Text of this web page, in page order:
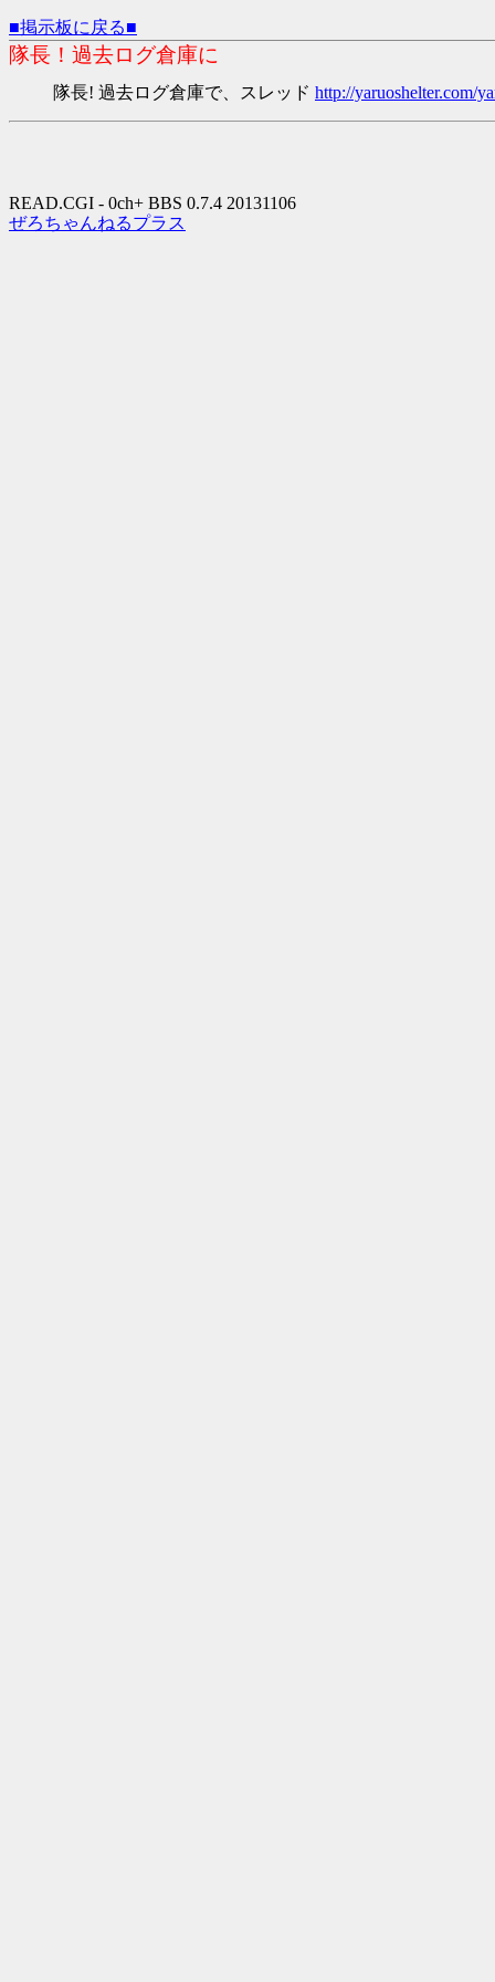
■掲示板に戻る■
隊長！過去ログ倉庫に
隊長! 過去ログ倉庫で、スレッド http://yaruoshelter.com/
READ.CGI - 0ch+ BBS 0.7.4 20131106
ぜろちゃんねるプラス